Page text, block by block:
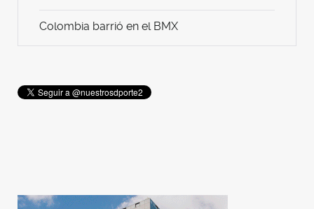
Colombia barrió en el BMX